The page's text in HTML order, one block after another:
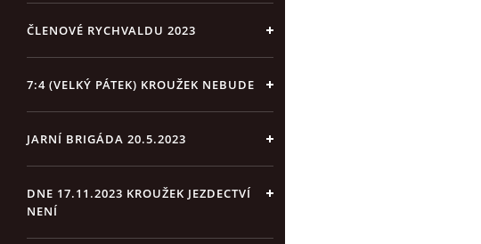
ČLENOVÉ RYCHVALDU 2023
7:4 (VELKÝ PÁTEK) KROUŽEK NEBUDE
JARNÍ BRIGÁDA 20.5.2023
DNE 17.11.2023 KROUŽEK JEZDECTVÍ
NENÍ